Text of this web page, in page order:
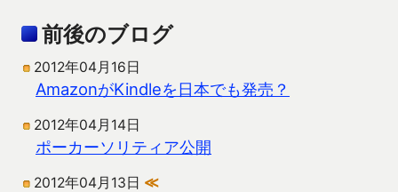
前後のブログ
2012年04月16日
AmazonがKindleを日本でも発売？
2012年04月14日
ポーカーソリティア公開
2012年04月13日 ≪